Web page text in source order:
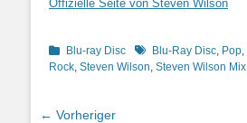
Offizielle Seite von Steven Wilson
Kategorien
Blu-ray Disc Schlagworte
Blu-Ray Disc, Pop,
Rock, Steven Wilson, Steven Wilson Mix
Beitragsnavigation
← Vorheriger